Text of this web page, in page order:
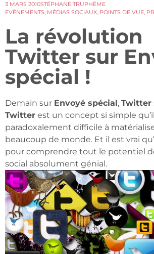
3 MARS 2010STÉPHANE TRUPHÈME
EVÉNEMENTS, MÉDIAS SOCIAUX, POINTS DE VUE,
La révolution
Twitter sur
spécial !
Demain sur Envoyé spécial, Twitter
Twitter est un concept si simple
paradoxalement difficile à
beaucoup de monde. Et il est vrai
pour comprendre tout le potentiel
social absolument génial.